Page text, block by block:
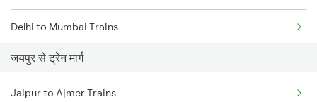
Delhi to Mumbai Trains
Mumbai to Pune Trains
Delhi to Jammu Trains
जयपुर से ट्रेन मार्ग
Jaipur to Ajmer Trains